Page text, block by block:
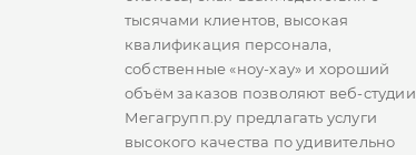
тысячами клиентов, высокая
квалификация персонала,
собственные «ноу-хау» и хороший
объём заказов позволяют веб-студии
Мегагрупп.ру предлагать услуги
высокого качества по удивительно